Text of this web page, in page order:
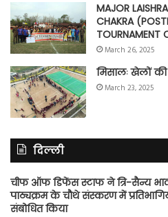
MAJOR
CHAKRA
TOURNAMENT
March 26, 2025
मिसालः खेलों
March 23, 2025
दिल्ली
चीफ ऑफ डिफेंस स्टाफ ने त्रि-सैन्य
पाठ्यक्रम के चौथे संस्करण में
संबोधित किया